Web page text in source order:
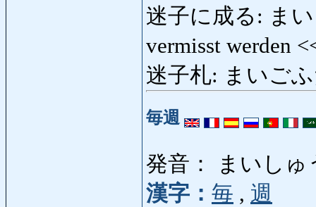
迷子に成る: まい
vermisst werden
迷子札: まいごふ
毎週
発音： まいしゅ
漢字： 毎 , 週